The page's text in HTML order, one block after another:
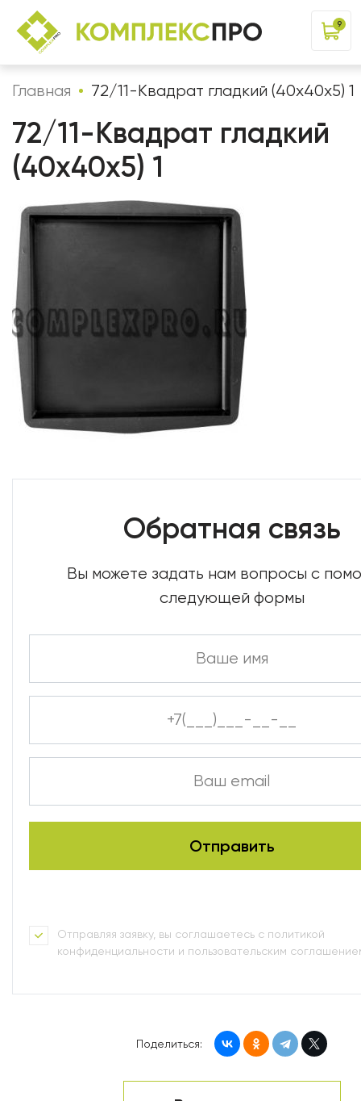
9
Главная 72/11-Квадрат гладкий (40x40x5) 1
72/11-Квадрат гладкий
(40x40x5) 1
Обратная связь
Вы можете задать нам вопросы с
следующей формы
Отправляя заявку, вы соглашаетесь с политикой
конфиденциальности и пользовательским
Поделиться: